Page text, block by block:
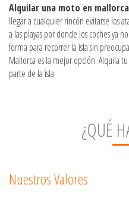
Alquilar una moto en mallorca
llegar a cualquier rincón evitarse los
a las playas por donde los coches ya
forma para recorrer la isla sin
Mallorca es la mejor opción. Alquila
parte de la isla.
¿QUÉ
Nuestros Valores